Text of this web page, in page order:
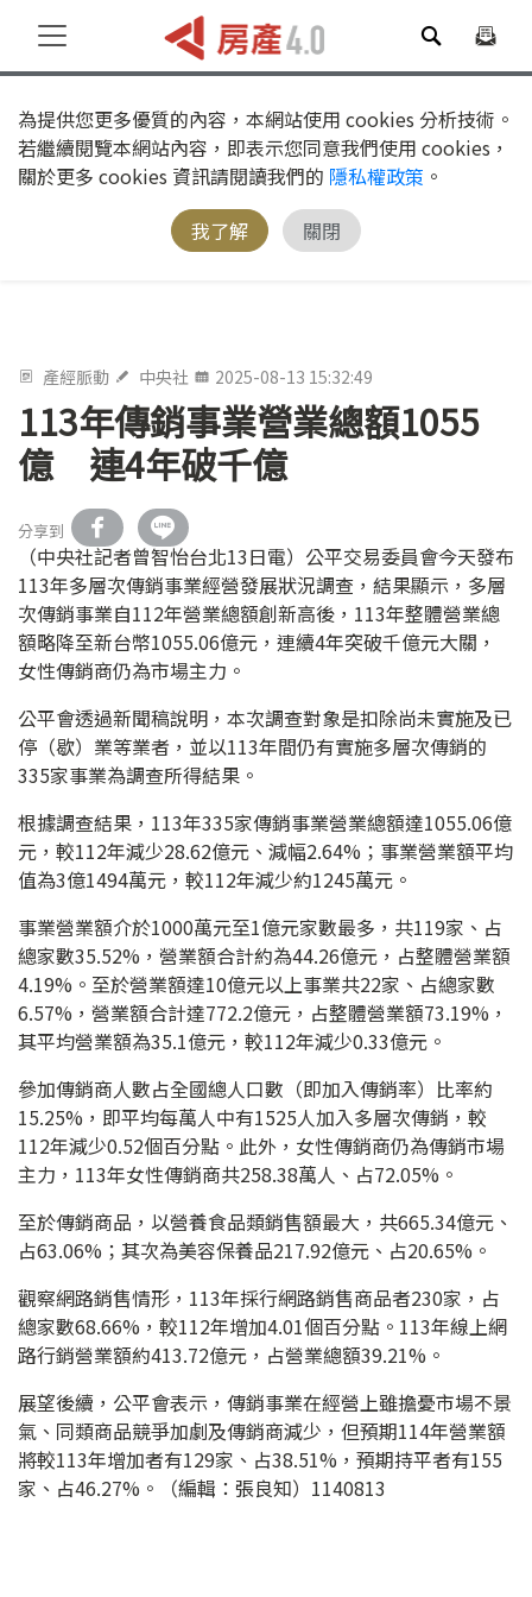
為提供您更多優質的內容，本網站使用 cookies 分析技術。
若繼續閱覽本網站內容，即表示您同意我們使用 cookies，
關於更多 cookies 資訊請閱讀我們的 隱私權政策 。
我了解
關閉
產經脈動 中央社 2025-08-13 15:32:49
113年傳銷事業營業總額1055
億 連4年破千億
分享到
（中央社記者曾智怡台北13日電）公平交易委員會今天發布
113年多層次傳銷事業經營發展狀況調查，結果顯示，多層
次傳銷事業自112年營業總額創新高後，113年整體營業總
額略降至新台幣1055.06億元，連續4年突破千億元大關，
女性傳銷商仍為市場主力。
公平會透過新聞稿說明，本次調查對象是扣除尚未實施及已
停（歇）業等業者，並以113年間仍有實施多層次傳銷的
335家事業為調查所得結果。
根據調查結果，113年335家傳銷事業營業總額達1055.06億
元，較112年減少28.62億元、減幅2.64%；事業營業額平均
值為3億1494萬元，較112年減少約1245萬元。
事業營業額介於1000萬元至1億元家數最多，共119家、占
總家數35.52%，營業額合計約為44.26億元，占整體營業額
4.19%。至於營業額達10億元以上事業共22家、占總家數
6.57%，營業額合計達772.2億元，占整體營業額73.19%，
其平均營業額為35.1億元，較112年減少0.33億元。
參加傳銷商人數占全國總人口數（即加入傳銷率）比率約
15.25%，即平均每萬人中有1525人加入多層次傳銷，較
112年減少0.52個百分點。此外，女性傳銷商仍為傳銷市場
主力，113年女性傳銷商共258.38萬人、占72.05%。
至於傳銷商品，以營養食品類銷售額最大，共665.34億元、
占63.06%；其次為美容保養品217.92億元、占20.65%。
觀察網路銷售情形，113年採行網路銷售商品者230家，占
總家數68.66%，較112年增加4.01個百分點。113年線上網
路行銷營業額約413.72億元，占營業總額39.21%。
展望後續，公平會表示，傳銷事業在經營上雖擔憂市場不景
氣、同類商品競爭加劇及傳銷商減少，但預期114年營業額
將較113年增加者有129家、占38.51%，預期持平者有155
家、占46.27%。（編輯：張良知）1140813